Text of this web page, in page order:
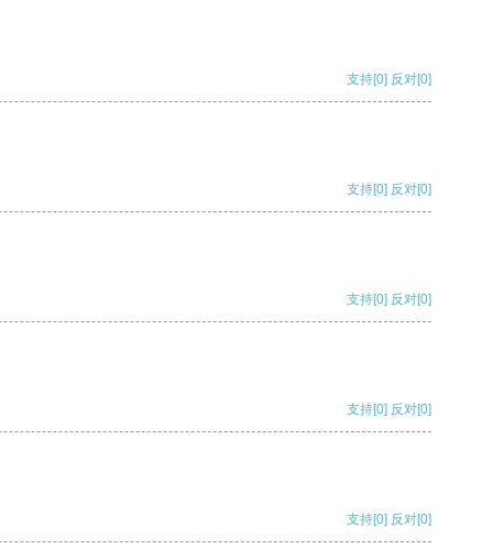
支持[0] 反对[0]
支持[0] 反对[0]
支持[0] 反对[0]
支持[0] 反对[0]
支持[0] 反对[0]